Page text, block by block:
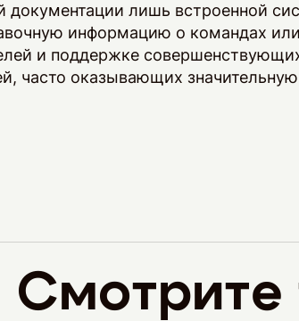
документации лишь встроенной
информацию о командах
и поддержке
часто оказывающих
Смотрите